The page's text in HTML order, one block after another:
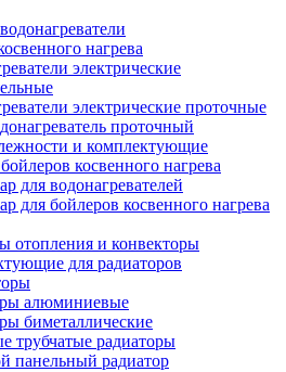
нагрева
электрические
электрические проточные
проточный
и комплектующие
косвенного нагрева
для водонагревателей
для бойлеров косвенного нагрева
отопления и конвекторы
для радиаторов
алюминиевые
биметаллические
трубчатые радиаторы
панельный радиатор